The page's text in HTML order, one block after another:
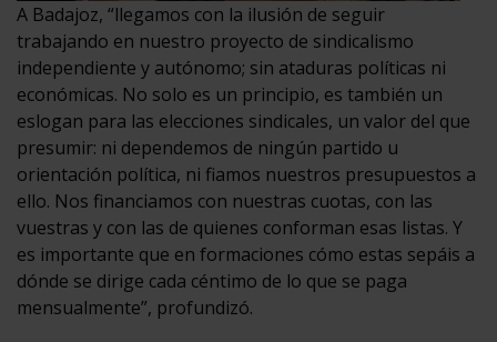
A Badajoz, “llegamos con la ilusión de seguir
trabajando en nuestro proyecto de sindicalismo
independiente y autónomo; sin ataduras políticas ni
económicas. No solo es un principio, es también un
eslogan para las elecciones sindicales, un valor del que
presumir: ni dependemos de ningún partido u
orientación política, ni fiamos nuestros presupuestos a
ello. Nos financiamos con nuestras cuotas, con las
vuestras y con las de quienes conforman esas listas. Y
es importante que en formaciones cómo estas sepáis a
dónde se dirige cada céntimo de lo que se paga
mensualmente”, profundizó.